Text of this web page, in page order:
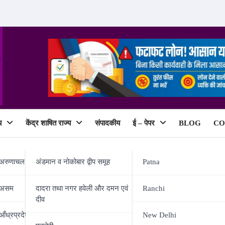
प्रदेश
केंद्र शाषित राज्य
अंडमान व नोकोबार द्वीप समूह
दादरा तथा नगर हवेली और दमन एवं
दीव
संपादकीय ई – पेपर
Patna
Ranchi
New Delhi
BLOG
आयोजित दही-चूड़ा भोज कार्यक्रम में